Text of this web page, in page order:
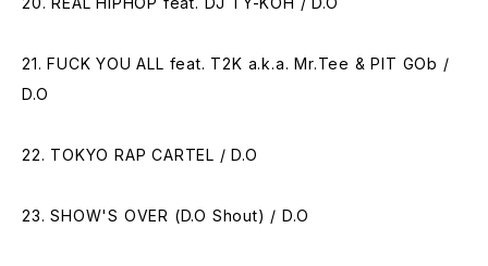
21. FUCK YOU ALL feat. T2K a.k.a. Mr.Tee & PIT GOb /
D.O
22. TOKYO RAP CARTEL / D.O
23. SHOW'S OVER (D.O Shout) / D.O